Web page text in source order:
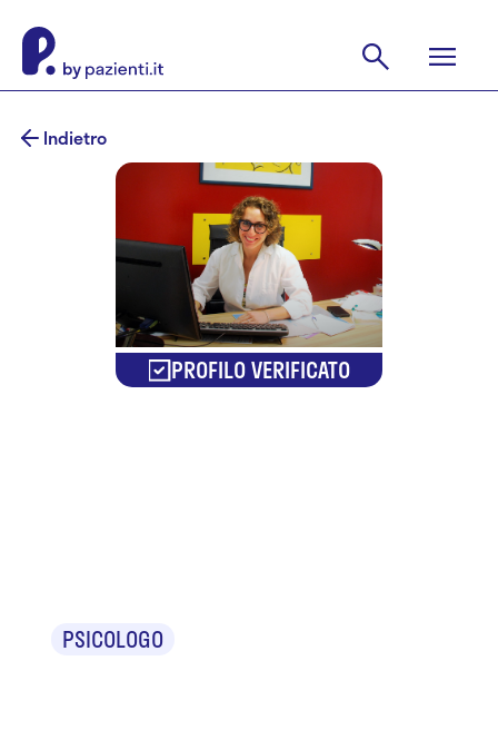
Indietro
PROFILO VERIFICATO
PSICOLOGO